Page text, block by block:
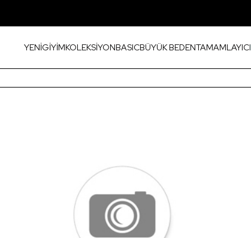
YENİGİYİMKOLEKSİYONBASICBÜYÜK BEDENTAMAMLAYICI